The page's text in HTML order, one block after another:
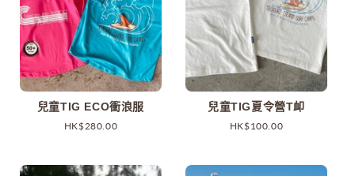
兒童TIG ECO衝浪服
原
HK$280.00
兒童TIG夏令營T卹
原
HK$100.00